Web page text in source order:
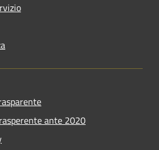
ante 2020